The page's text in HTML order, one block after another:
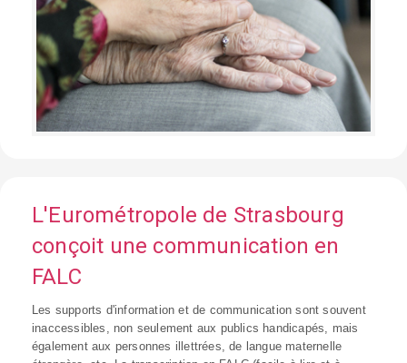
L'Eurométropole de Strasbourg
conçoit une communication en
FALC
Les supports d'information et de communication sont souvent
inaccessibles, non seulement aux publics handicapés, mais
également aux personnes illettrées, de langue maternelle